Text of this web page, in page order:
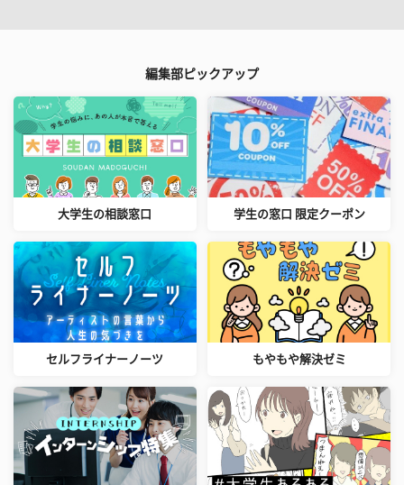
編集部ピックアップ
大学生の相談窓口 学生の窓口 限定クーポン
セルフライナーノーツ もやもや解決ゼミ